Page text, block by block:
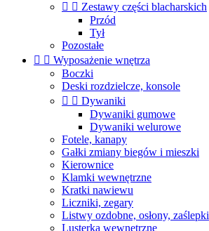
  Zestawy części blacharskich
Przód
Tył
Pozostałe
  Wyposażenie wnętrza
Boczki
Deski rozdzielcze, konsole
  Dywaniki
Dywaniki gumowe
Dywaniki welurowe
Fotele, kanapy
Gałki zmiany biegów i mieszki
Kierownice
Klamki wewnętrzne
Kratki nawiewu
Liczniki, zegary
Listwy ozdobne, osłony, zaślepki
Lusterka wewnętrzne